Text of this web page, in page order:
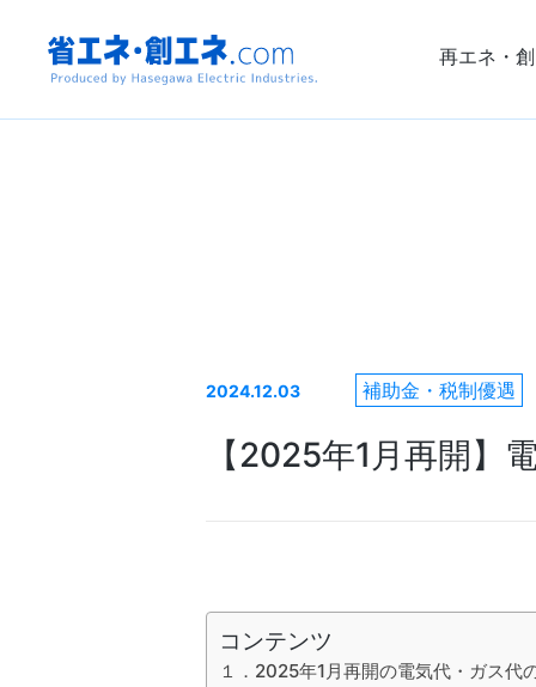
省エネ・創エ
Industries.
再エネ・
2024.12.03 補助金・税制優遇
【2025年1月再開】
コンテンツ
１．2025年1月再開の電気代・ガス代